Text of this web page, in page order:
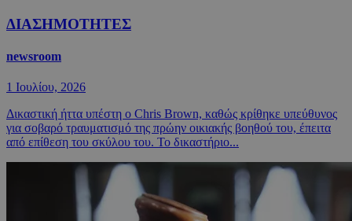
ΔΙΑΣΗΜΟΤΗΤΕΣ
newsroom
1 Ιουλίου, 2026
Δικαστική ήττα υπέστη ο Chris Brown, καθώς κρίθηκε υπεύθυνος
για σοβαρό τραυματισμό της πρώην οικιακής βοηθού του, έπειτα
από επίθεση του σκύλου του. Το δικαστήριο...